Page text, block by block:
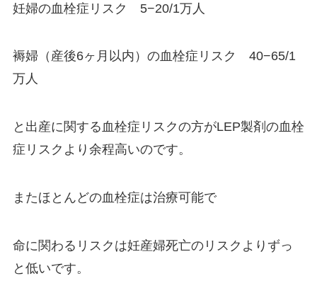
妊婦の血栓症リスク 5−20/1万人
褥婦（産後6ヶ月以内）の血栓症リスク 40−65/1
万人
と出産に関する血栓症リスクの方がLEP製剤の血栓
症リスクより余程高いのです。
またほとんどの血栓症は治療可能で
命に関わるリスクは妊産婦死亡のリスクよりずっ
と低いです。